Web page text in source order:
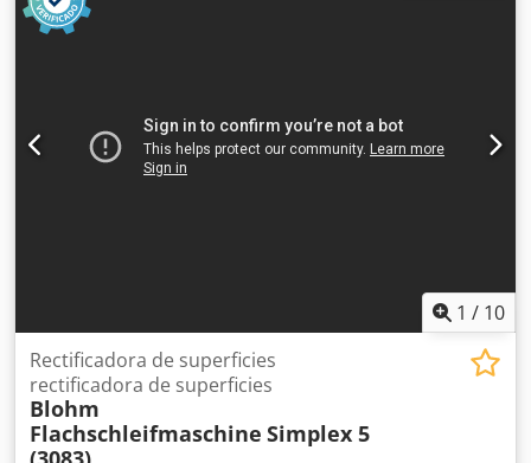
1 / 10
Rectificadora de superficies
rectificadora de superficies
Blohm
Flachschleifmaschine Simplex 5